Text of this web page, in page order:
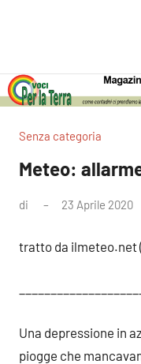
per
la
Terra
per
la
Alimentare
Senza categoria
Meteo:
di 23 Aprile 2020
tratto da ilmeteo.net (
Una depressione in
piogge che